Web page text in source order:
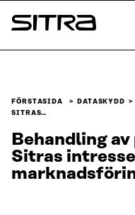
Skip to
content
Sitra
FÖRSTASIDA DATASKYDD
SITRAS…
​​Behandling
Sitras